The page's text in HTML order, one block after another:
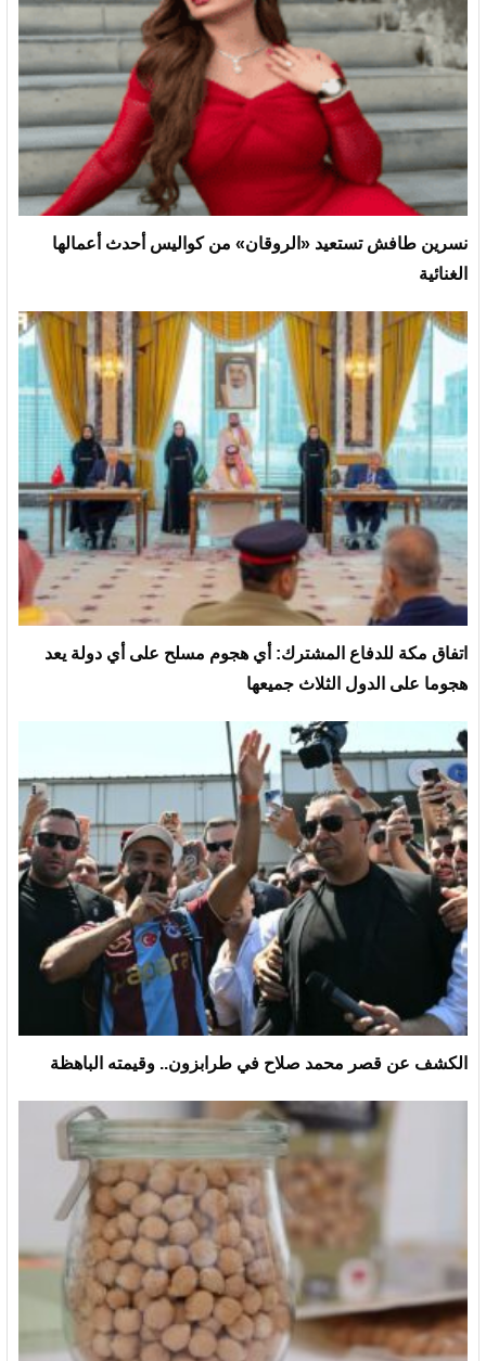
نسرين طافش تستعيد «الروقان» من كواليس أحدث أعمالها
الغنائية
‏اتفاق مكة للدفاع المشترك: أي هجوم مسلح على أي دولة يعد
هجوما على الدول الثلاث جميعها
الكشف عن قصر محمد صلاح في طرابزون.. وقيمته الباهظة